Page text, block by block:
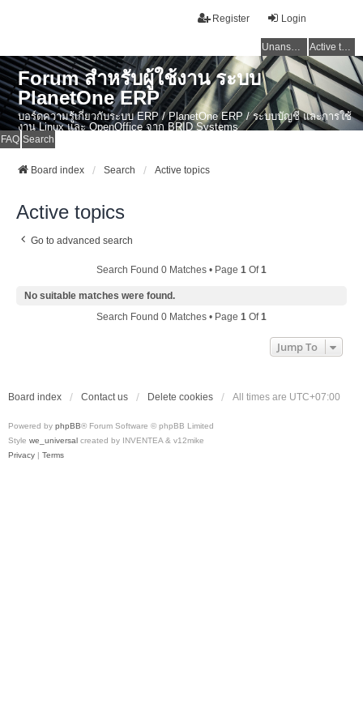
Login
Register
Unanswered topics Active topics
Forum สำหรับผู้ใช้งาน ระบบ
PlanetOne ERP
บอร์ดความรู้เกี่ยวกับระบบ ERP / PlanetOne ERP / ระบบบัญชี และการใช้
งาน Linux และ OpenOffice จาก BRID Systems
FAQ Search
Board index Search Active topics
Active topics
Go to advanced search
Search Found 0 Matches • Page 1 Of1
No suitable matches were found.
Search Found 0 Matches • Page 1 Of1
Jump To
Board index Contact us Delete cookies All times are UTC+07:00
Powered by phpBB® Forum Software © phpBB Limited
Style we_universal created by INVENTEA & v12mike
Privacy | Terms